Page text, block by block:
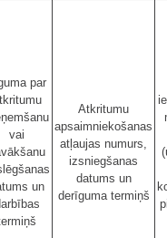
par
vai
un
Atkritumu
apsaimniekošanas
atļaujas numurs,
izsniegšanas
datums un
derīguma termiņš